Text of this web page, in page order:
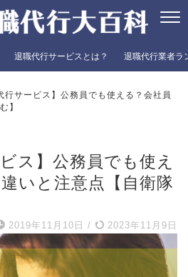
退職代行サービスとは？ 退職代行業者ラ
行サービス】公務員でも使える？会社員
】
ス】公務員でも使え
いと注意点【自衛隊
2019年11月10日 / 2023年11月9日